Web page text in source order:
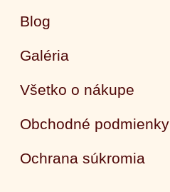
Blog
Galéria
Všetko o nákupe
Obchodné podmienky
Ochrana súkromia